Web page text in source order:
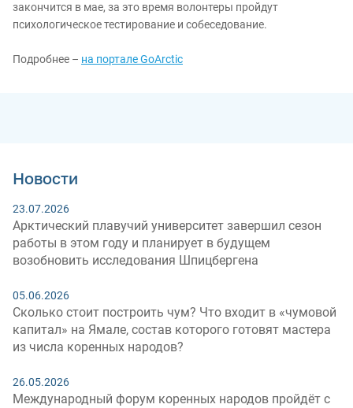
закончится в мае, за это время волонтеры пройдут
психологическое тестирование и собеседование.
Подробнее – на портале GoArctic
Новости
23.07.2026
Арктический плавучий университет завершил сезон
работы в этом году и планирует в будущем
возобновить исследования Шпицбергена
05.06.2026
Сколько стоит построить чум? Что входит в «чумовой
капитал» на Ямале, состав которого готовят мастера
из числа коренных народов?
26.05.2026
Международный форум коренных народов пройдёт с